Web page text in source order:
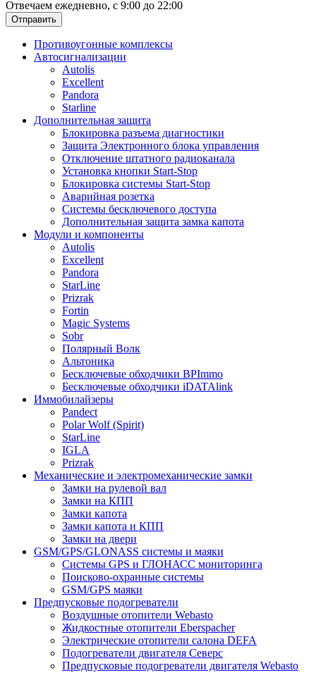
Отвечаем ежедневно, с 9:00 до 22:00
Отправить
Противоугонные комплексы
Автосигнализации
Autolis
Excellent
Pandora
Starline
Дополнительная защита
Блокировка разъема диагностики
Защита Электронного блока управления
Отключение штатного радиоканала
Установка кнопки Start-Stop
Блокировка системы Start-Stop
Аварийная розетка
Системы бесключевого доступа
Дополнительная защита замка капота
Модули и компоненты
Autolis
Excellent
Pandora
StarLine
Prizrak
Fortin
Magic Systems
Sobr
Полярный Волк
Альтоника
Бесключевые обходчики BPImmo
Бесключевые обходчики iDATAlink
Иммобилайзеры
Pandect
Polar Wolf (Spirit)
StarLine
IGLA
Prizrak
Механические и электромеханические замки
Замки на рулевой вал
Замки на КПП
Замки капота
Замки капота и КПП
Замки на двери
GSM/GPS/GLONASS системы и маяки
Системы GPS и ГЛОНАСС мониторинга
Поисково-охранные системы
GSM/GPS маяки
Предпусковые подогреватели
Воздушные отопители Webasto
Жидкостные отопители Eberspacher
Электрические отопители салона DEFA
Подогреватели двигателя Северс
Предпусковые подогреватели двигателя Webasto